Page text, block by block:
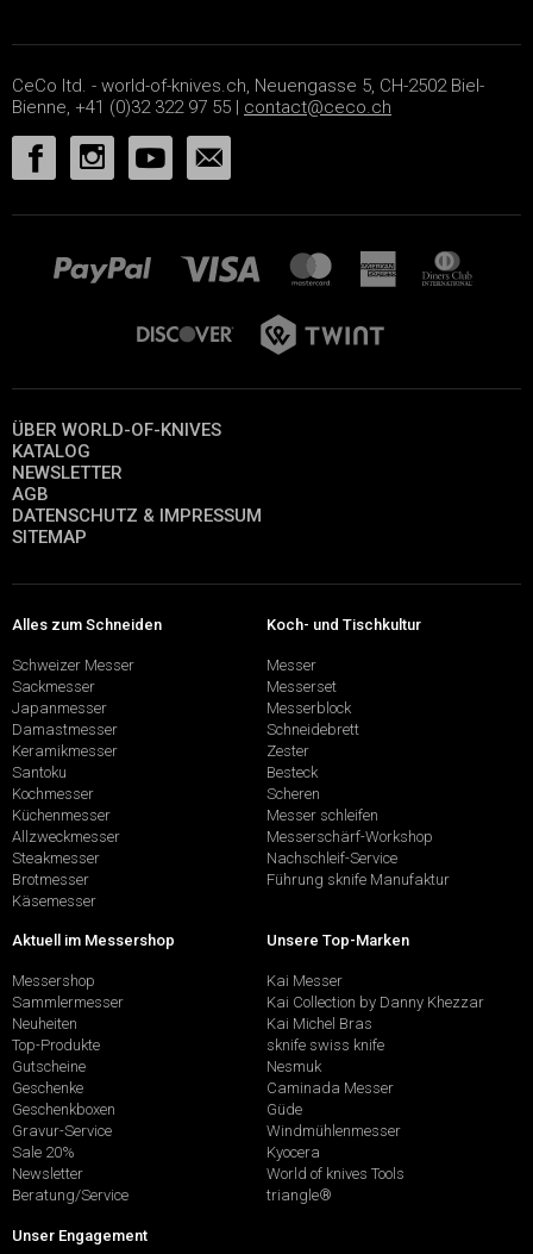
CeCo ltd. - world-of-knives.ch, Neuengasse 5, CH-2502 Biel-
Bienne, +41 (0)32 322 97 55 | contact@ceco.ch
ÜBER WORLD-OF-KNIVES
KATALOG
NEWSLETTER
AGB
DATENSCHUTZ & IMPRESSUM
SITEMAP
Alles zum Schneiden
Schweizer Messer
Sackmesser
Japanmesser
Damastmesser
Keramikmesser
Santoku
Kochmesser
Küchenmesser
Allzweckmesser
Steakmesser
Brotmesser
Käsemesser
Koch- und Tischkultur
Messer
Messerset
Messerblock
Schneidebrett
Zester
Besteck
Scheren
Messer schleifen
Messerschärf-Workshop
Nachschleif-Service
Führung sknife Manufaktur
Aktuell im Messershop
Messershop
Sammlermesser
Neuheiten
Top-Produkte
Gutscheine
Geschenke
Geschenkboxen
Gravur-Service
Sale 20%
Newsletter
Beratung/Service
Unsere Top-Marken
Kai Messer
Kai Collection by Danny Khezzar
Kai Michel Bras
sknife swiss knife
Nesmuk
Caminada Messer
Güde
Windmühlenmesser
Kyocera
World of knives Tools
triangle®
Unser Engagement